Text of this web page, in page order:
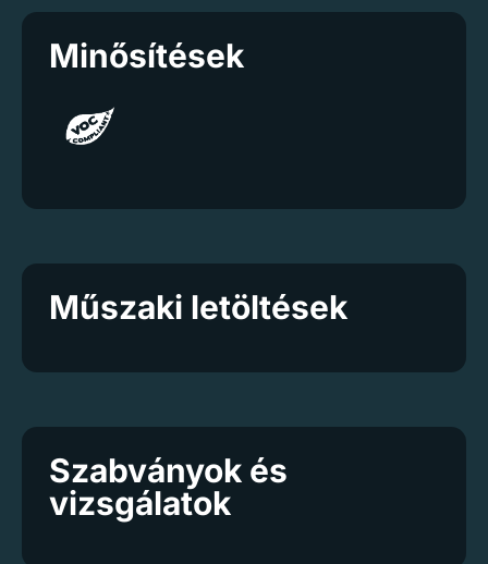
Minősítések
Műszaki letöltések
Szabványok és
vizsgálatok